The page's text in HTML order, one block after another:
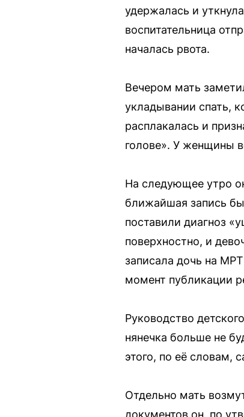
удержалась и
воспитательница
началась рвота.
Вечером мать
укладывании спать,
расплакалась и
голове». У женщины
На следующее утро
ближайшая запись
поставили диагноз
поверхностно, и
записала дочь на
момент публикации
Руководство
нянечка больше не
этого, по её словам,
Отдельно мать
документов он, по